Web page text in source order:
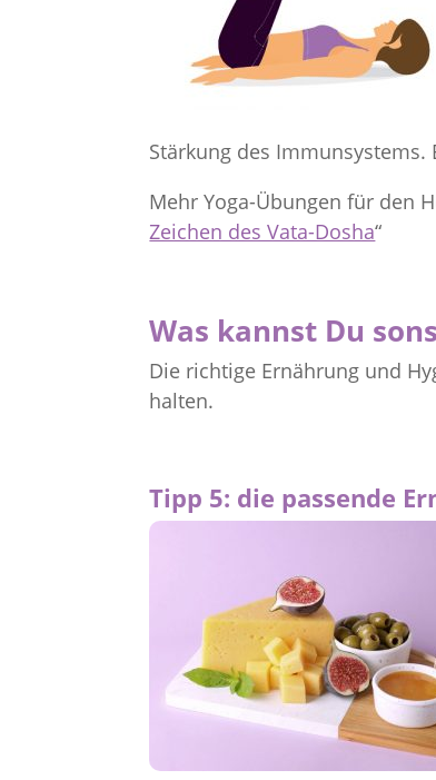
Stärkung des
Mehr Yoga-Übungen für den
Zeichen des Vata-Dosha“
Was kannst Du
Die richtige Ernährung und
halten.
Tipp 5: die passende